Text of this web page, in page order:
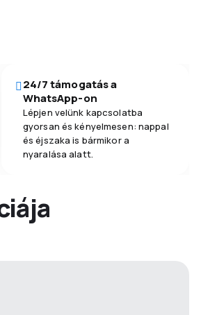
24/7 támogatás a
WhatsApp-on
Lépjen velünk kapcsolatba
gyorsan és kényelmesen: nappal
és éjszaka is bármikor a
nyaralása alatt.